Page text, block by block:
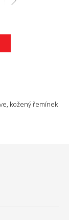
kožený řemínek